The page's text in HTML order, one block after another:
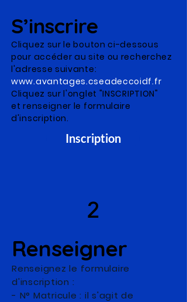
S’inscrire
Cliquez sur le bouton ci-dessous
pour accéder au site ou recherchez
l'adresse suivante:
www.avantages.cseadeccoidf.fr
Cliquez sur l'onglet "INSCRIPTION"
et renseigner le formulaire
d'inscription.
Inscription
2
Renseigner
Renseignez le formulaire
d'inscription :
- N° Matricule : il s'agit de